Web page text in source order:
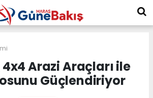
4x4 Arazi Araçları ile
Güçlendiriyor